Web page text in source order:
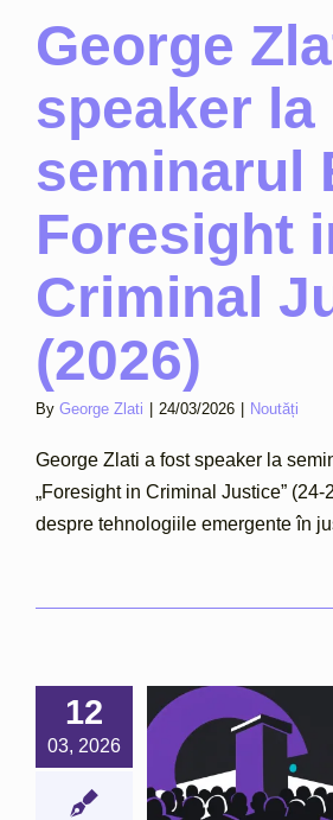
(2026)
NoutățiGeorge
speaker la
seminarul
Foresight
Criminal
(2026)
By George Zlati 24/03/2026 Noutăți
George Zlati a fost speaker la
„Foresight in Criminal Justice” (24-
despre tehnologiile emergente în
12
03, 2026
Zlati,
la